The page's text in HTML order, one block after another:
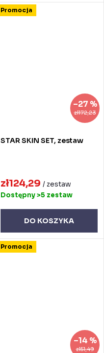
Promocja
zł172,23
–27 %
STAR SKIN SET, zestaw
zł124,29 / zestaw
Dostępny>5 zestaw
DO KOSZYKA
Promocja
zł51,49
–14 %